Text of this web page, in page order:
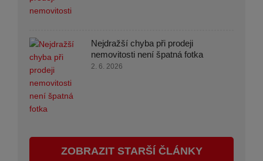
Nejdražší chyba při prodeji
nemovitosti není špatná fotka
2. 6. 2026
ZOBRAZIT STARŠÍ ČLÁNKY